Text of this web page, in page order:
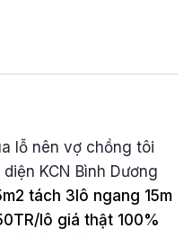
lỗ nên vợ chồng tôi
KCN Bình Dương
tách 3lô ngang 15m
lô giá thật 100%